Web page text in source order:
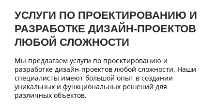
УСЛУГИ ПО ПРОЕКТИРОВАНИЮ И
РАЗРАБОТКЕ ДИЗАЙН-ПРОЕКТОВ
ЛЮБОЙ СЛОЖНОСТИ
Мы предлагаем услуги по проектированию и
разработке дизайн-проектов любой сложности. Наши
специалисты имеют большой опыт в создании
уникальных и функциональных решений для
различных объектов.